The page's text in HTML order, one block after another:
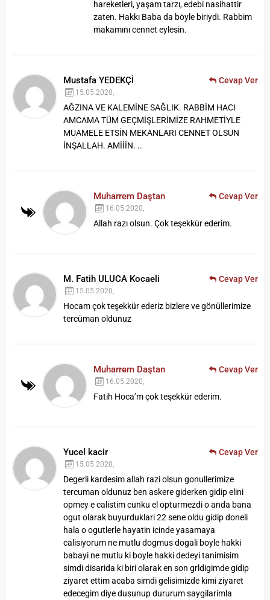
hareketleri, yaşam tarzı, edebi nasihattir
zaten. Hakkı Baba da böyle biriydi. Rabbim
makamını cennet eylesin.
Mustafa YEDEKÇİ
15.05.2020,
AĞZINA VE KALEMİNE SAĞLIK. RABBİM HACI
AMCAMA TÜM GEÇMİŞLERİMİZE RAHMETİYLE
MUAMELE ETSİN MEKANLARI CENNET OLSUN
İNŞALLAH. AMİİİN. ..
Cevap Ver
Muharrem Daştan
16.05.2020,
Allah razı olsun. Çok teşekkür ederim.
Cevap Ver
M. Fatih ULUCA Kocaeli
15.05.2020,
Hocam çok teşekkür ederiz bizlere ve gönüllerimize
tercüman oldunuz
Cevap Ver
Muharrem Daştan
16.05.2020,
Fatih Hoca’m çok teşekkür ederim.
Cevap Ver
Yucel kacir
15.05.2020,
Degerli kardesim allah razi olsun gonullerimize
tercuman oldunuz ben askere giderken gidip elini
opmey e calistim cunku el opturmezdi o anda bana
ogut olarak buyurduklari 22 sene oldu gidip doneli
hala o ogutlerle hayatin icinde yasamaya
calisiyorum ne mutlu dogmus dogali boyle hakki
babayi ne mutlu ki boyle hakki dedeyi tanimisim
simdi disarida ki biri olarak en son grldigimde gidip
ziyaret ettim acaba simdi gelisimizde kimi ziyaret
edecegim diye dusunup dururum saygilarimla
Cevap Ver